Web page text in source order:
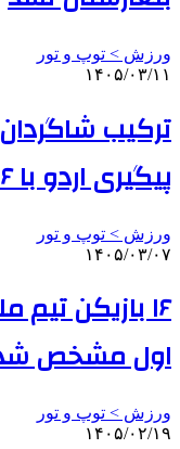
ورزش > توپ و تور
۱۴۰۵/۰۳/۱۱
ترکیب شاگردان
پیگیری اردو با ۱۶ بازیکن
ورزش > توپ و تور
۱۴۰۵/۰۳/۰۷
۱۶ بازیکن تیم
اول مشخص
ورزش > توپ و تور
۱۴۰۵/۰۲/۱۹